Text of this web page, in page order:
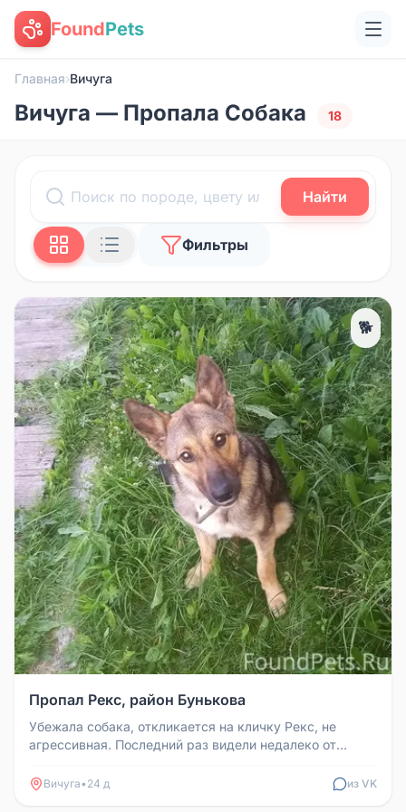
FoundPets
Главная›Вичуга
Вичуга — Пропала Собака 18
Найти
Фильтры
🐕
Пропал Рекс, район Бунькова
Убежала собака, откликается на кличку Рекс, не
агрессивная. Последний раз видели недалеко от
Вичуга• 24 д из VK